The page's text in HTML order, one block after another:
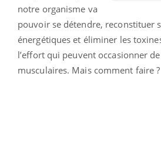
notre organisme va
pouvoir se détendre, reconstituer
énergétiques et éliminer les
l’effort qui peuvent occasionner
musculaires. Mais comment faire ?